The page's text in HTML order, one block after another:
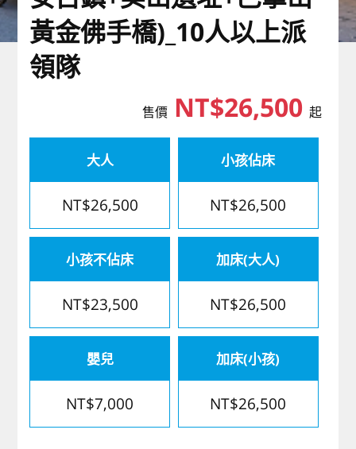
歐洲黃金佛手橋)_10人以上派
領隊
售價NT$26,500 起
大人
NT$26,500
小孩佔床
NT$26,500
小孩不佔床
NT$23,500
加床(大人)
NT$26,500
嬰兒
NT$7,000
加床(小孩)
NT$26,500